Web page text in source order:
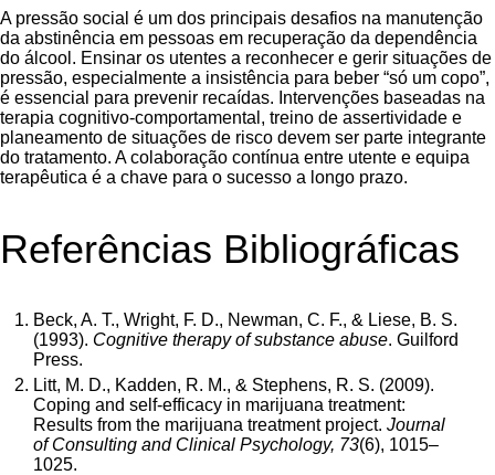
A pressão social é um dos principais desafios na manutenção
da abstinência em pessoas em recuperação da dependência
do álcool. Ensinar os utentes a reconhecer e gerir situações de
pressão, especialmente a insistência para beber “só um copo”,
é essencial para prevenir recaídas. Intervenções baseadas na
terapia cognitivo-comportamental, treino de assertividade e
planeamento de situações de risco devem ser parte integrante
do tratamento. A colaboração contínua entre utente e equipa
terapêutica é a chave para o sucesso a longo prazo.
Referências Bibliográficas
Beck, A. T., Wright, F. D., Newman, C. F., & Liese, B. S.
(1993). Cognitive therapy of substance abuse. Guilford
Press.
Litt, M. D., Kadden, R. M., & Stephens, R. S. (2009).
Coping and self-efficacy in marijuana treatment:
Results from the marijuana treatment project. Journal
of Consulting and Clinical Psychology, 73(6), 1015–
1025.